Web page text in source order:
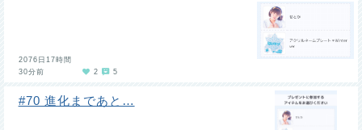
2076日17時間
30分前
2 5
#70 進化まであと…